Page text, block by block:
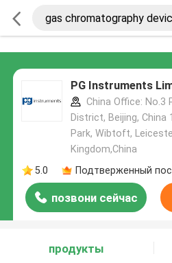
PG Instruments
China Office: No.3
District, Beijing, China
Park, Wibtoft,
Kingdom,China
5.0
Подтверженный
позвони сейчас
продукты